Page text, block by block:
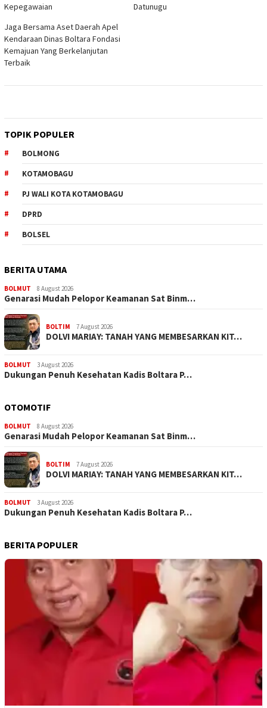
Kepegawaian
Datunugu
Jaga Bersama Aset Daerah Apel
Kendaraan Dinas Boltara Fondasi
Kemajuan Yang Berkelanjutan
Terbaik
TOPIK POPULER
BOLMONG
KOTAMOBAGU
PJ WALI KOTA KOTAMOBAGU
DPRD
BOLSEL
BERITA UTAMA
BOLMUT 8 August 2026
Genarasi Mudah Pelopor Keamanan Sat Binm…
BOLTIM 7 August 2026
DOLVI MARIAY: TANAH YANG MEMBESARKAN KIT…
BOLMUT 3 August 2026
Dukungan Penuh Kesehatan Kadis Boltara P…
OTOMOTIF
BOLMUT 8 August 2026
Genarasi Mudah Pelopor Keamanan Sat Binm…
BOLTIM 7 August 2026
DOLVI MARIAY: TANAH YANG MEMBESARKAN KIT…
BOLMUT 3 August 2026
Dukungan Penuh Kesehatan Kadis Boltara P…
BERITA POPULER